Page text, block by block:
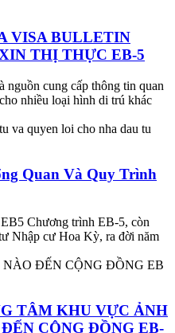
VISA BULLETIN
THỊ THỰC EB-5
cung cấp thông tin quan
nhiều loại hình di trú khác
Quan Và Quy Trình
Chương trình EB-5, còn
Nhập cư Hoa Kỳ, ra đời năm
TÂM KHU VỰC ẢNH
CỘNG ĐỒNG EB-